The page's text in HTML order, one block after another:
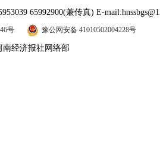
65992900(兼传真) E-
号 豫公网安备 41010502004228号
南经济报社网络部